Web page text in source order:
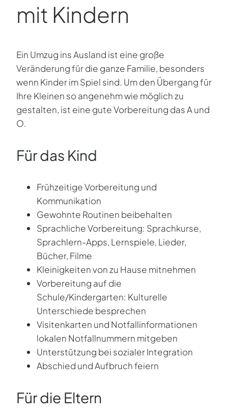
mit Kindern
Ein Umzug ins Ausland ist eine große
Veränderung für die ganze Familie, besonders
wenn Kinder im Spiel sind. Um den Übergang für
Ihre Kleinen so angenehm wie möglich zu
gestalten, ist eine gute Vorbereitung das A und
O.
Für das Kind
Frühzeitige Vorbereitung und
Kommunikation
Gewohnte Routinen beibehalten
Sprachliche Vorbereitung: Sprachkurse,
Sprachlern-Apps, Lernspiele, Lieder,
Bücher, Filme
Kleinigkeiten von zu Hause mitnehmen
Vorbereitung auf die
Schule/Kindergarten: Kulturelle
Unterschiede besprechen
Visitenkarten und Notfallinformationen
lokalen Notfallnummern mitgeben
Unterstützung bei sozialer Integration
Abschied und Aufbruch feiern
Für die Eltern